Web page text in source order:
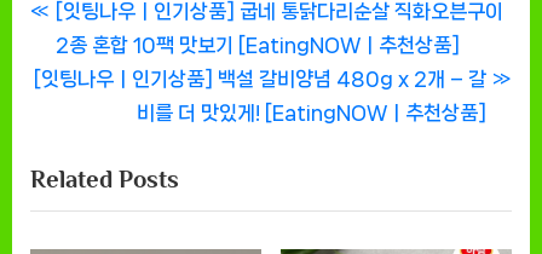
글
탐
P
r
e
o
u
s
[잇팅나우ㅣ인기상품] 굽네 통닭다리순살 직화오븐구이
2종 혼합 10팩 맛보기 [EatingNOWㅣ추천상품]
N
t
P
o
[잇팅나우ㅣ인기상품] 백설 갈비양념 480g x 2개 – 갈
비를 더 맛있게! [EatingNOWㅣ추천상품]
Related Posts